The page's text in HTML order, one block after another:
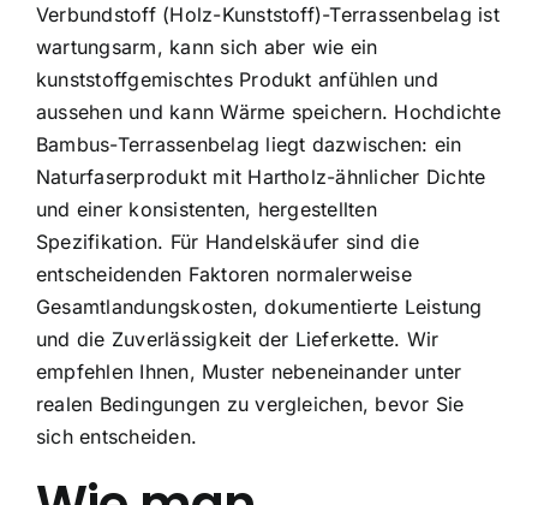
Verbundstoff (Holz-Kunststoff)-Terrassenbelag ist
wartungsarm, kann sich aber wie ein
kunststoffgemischtes Produkt anfühlen und
aussehen und kann Wärme speichern. Hochdichte
Bambus-Terrassenbelag liegt dazwischen: ein
Naturfaserprodukt mit Hartholz-ähnlicher Dichte
und einer konsistenten, hergestellten
Spezifikation. Für Handelskäufer sind die
entscheidenden Faktoren normalerweise
Gesamtlandungskosten, dokumentierte Leistung
und die Zuverlässigkeit der Lieferkette. Wir
empfehlen Ihnen, Muster nebeneinander unter
realen Bedingungen zu vergleichen, bevor Sie
sich entscheiden.